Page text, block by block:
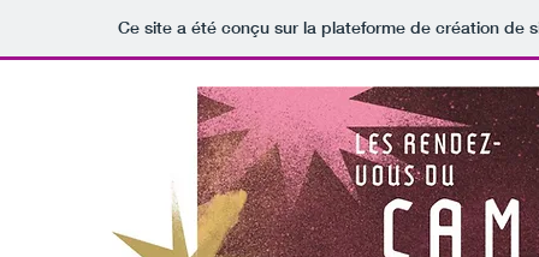
Ce site a été conçu sur la plateforme de création de